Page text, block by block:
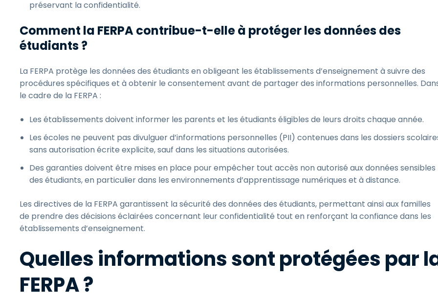
préservant la confidentialité.
Comment la FERPA contribue-t-elle à protéger les données des
étudiants ?
La FERPA protège les données des étudiants en obligeant les établissements d’enseignement à suivre des
procédures spécifiques et à obtenir le consentement avant de partager des informations personnelles.
le cadre de la FERPA :
Les établissements doivent informer les parents et les étudiants éligibles de leurs droits chaque année.
Les écoles ne peuvent pas divulguer d’informations personnelles (PII) contenues dans les dossiers
sans autorisation écrite explicite, sauf dans les situations autorisées.
Des garanties doivent être mises en place pour empêcher tout accès non autorisé aux données sensibles
des étudiants, en particulier dans les environnements d’apprentissage numériques et à distance.
Les directives de la FERPA garantissent la sécurité des données des étudiants, permettant ainsi aux familles
de prendre des décisions éclairées concernant leur confidentialité tout en renforçant la confiance dans les
établissements d’enseignement.
Quelles informations sont protégées par
FERPA ?